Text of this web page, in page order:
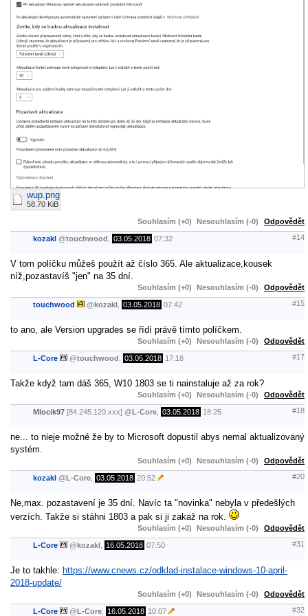
wup.png
58.70 KiB
Souhlasím (+0) Nesouhlasím (-0) Odpovědět
kozakl @touchwood 03.05.2018 07:32 #14
V tom políčku můžeš použít až číslo 365. Ale aktualizace,kousek
níž,pozastavíš "jen" na 35 dní.
Souhlasím (+0) Nesouhlasím (-0) Odpovědět
touchwood @kozakl 03.05.2018 07:42 #15
to ano, ale Version upgrades se řídí právě tímto políčkem.
Souhlasím (+0) Nesouhlasím (-0) Odpovědět
L-Core @touchwood 03.05.2018 17:18 #17
Takže když tam dáš 365, W10 1803 se ti nainstaluje až za rok?
Souhlasím (+0) Nesouhlasím (-0) Odpovědět
Mlocik97 [84.245.120.xxx] @L-Core 03.05.2018 18:25 #18
ne... to nieje možné že by to Microsoft dopustil abys nemal aktualizovaný
systém.
Souhlasím (+0) Nesouhlasím (-0) Odpovědět
kozakl @L-Core 03.05.2018 20:52 #20
Ne,max. pozastavení je 35 dní. Navíc ta "novinka" nebyla v předešlých
verzích. Takže si stáhni 1803 a pak si ji zakaž na rok.
Souhlasím (+0) Nesouhlasím (-0) Odpovědět
L-Core @kozakl 16.05.2018 07:50 #31
Je to takhle: https://www.cnews.cz/odklad-instalace-windows-10-april-
2018-update/
Souhlasím (+0) Nesouhlasím (-0) Odpovědět
L-Core @L-Core 16.05.2018 10:07 #32